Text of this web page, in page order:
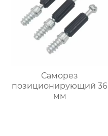
Саморез
позиционирующий 36
мм